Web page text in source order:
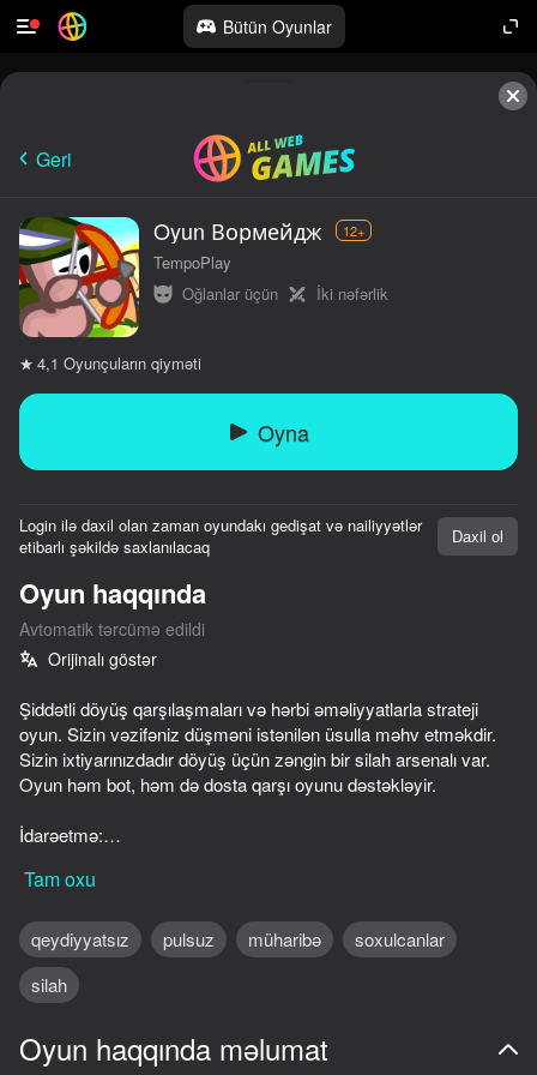
Bütün Oyunlar
Cihazı döndərin
Oyun yalnız üfüqi
Apple Worm
Drunk Ragdoll: Going to the Stall
Geri
Oyun Вормейдж 12+
TempoPlay
Oğlanlar üçün
İki nəfərlik
4,1 Oyunçuların qiyməti
Oyna
Login ilə daxil olan zaman oyundakı gedişat və nailiyyətlər
etibarlı şəkildə saxlanılacaq
Daxil ol
Oyun haqqında
Avtomatik tərcümə edildi
Orijinalı göstər
Şiddətli döyüş qarşılaşmaları və hərbi əməliyyatlarla strateji
oyun. Sizin vəzifəniz düşməni istənilən üsulla məhv etməkdir.
Sizin ixtiyarınızdadır döyüş üçün zəngin bir silah arsenalı var.
Oyun həm bot, həm də dosta qarşı oyunu dəstəkləyir.
İdarəetmə:
* F və ya Enter-irəli atlama;
* Q-açıq Arsenal;
* SPACE-shot.
Xoşbəxt oyun!
Tam oxu
qeydiyyatsız pulsuz müharibə
soxulcanlar
silah
Oyun haqqında məlumat